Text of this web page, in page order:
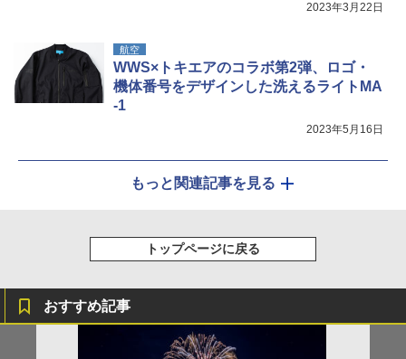
2023年3月22日
航空
WWS×トキエアのコラボ第2弾、ロゴ・
機体番号をデザインした洗えるライトMA
-1
2023年5月16日
もっと関連記事を見る
トップページに戻る
おすすめ記事